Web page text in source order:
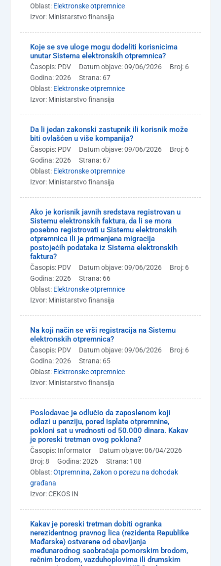
Oblast: Elektronske otpremnice
Izvor: Ministarstvo finansija
Koje se sve uloge mogu dodeliti korisnicima
unutar Sistema elektronskih otpremnica?
Časopis: PDV Datum objave: 09/06/2026
Broj: 6
Godina: 2026
Strana: 67
Oblast: Elektronske otpremnice
Izvor: Ministarstvo finansija
Da li jedan zakonski zastupnik ili korisnik može
biti ovlašćen u više kompanija?
Časopis: PDV Datum objave: 09/06/2026
Broj: 6
Godina: 2026
Strana: 67
Oblast: Elektronske otpremnice
Izvor: Ministarstvo finansija
Ako je korisnik javnih sredstava registrovan u
Sistemu elektronskih faktura, da li se mora
posebno registrovati u Sistemu elektronskih
otpremnica ili je primenjena migracija
postojećih podataka iz Sistema elektronskih
faktura?
Časopis: PDV Datum objave: 09/06/2026
Broj: 6
Godina: 2026
Strana: 66
Oblast: Elektronske otpremnice
Izvor: Ministarstvo finansija
Na koji način se vrši registracija na Sistemu
elektronskih otpremnica?
Časopis: PDV Datum objave: 09/06/2026
Broj: 6
Godina: 2026
Strana: 65
Oblast: Elektronske otpremnice
Izvor: Ministarstvo finansija
Poslodavac je odlučio da zaposlenom koji
odlazi u penziju, pored isplate otpremnine,
pokloni sat u vrednosti od 50.000 dinara. Kakav
je poreski tretman ovog poklona?
Časopis: Informator
Datum objave: 06/04/2026
Broj: 8
Godina: 2026
Strana: 108
Oblast:Otpremnina, Zakon o porezu na dohodak
građana
Izvor: CEKOS IN
Kakav je poreski tretman dobiti ogranka
nerezidentnog pravnog lica (rezidenta Republike
Mađarske) ostvarene od obavljanja
međunarodnog saobraćaja pomorskim brodom,
rečnim brodom, vazduhoplovima ili drumskim